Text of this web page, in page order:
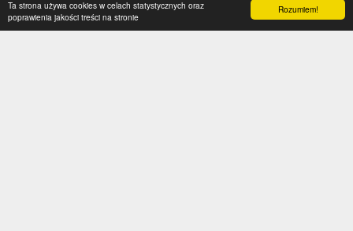
Rozumiem!
Ta strona używa cookies w celach statystycznych oraz
poprawienia jakości treści na stronie